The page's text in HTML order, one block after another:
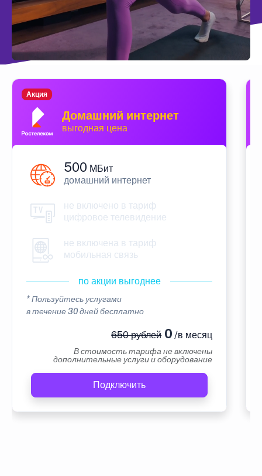
Домашний интернет
выгодная цена
Акция
500 МБит
домашний интернет
не включено в тариф
цифровое телевидение
не включена в тариф
мобильная связь
по акции выгоднее
* Пользуйтесь услугами
в течение 30 дней бесплатно
650 рублей0 /в месяц
В стоимость тарифа не включены
дополнительные услуги и оборудование
Подключить